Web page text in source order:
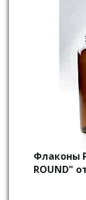
Флаконы
ROUND"